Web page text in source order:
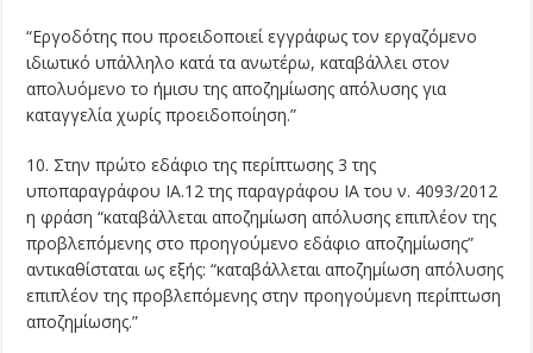
“Εργοδότης που προειδοποιεί εγγράφως τον εργαζόμενο
ιδιωτικό υπάλληλο κατά τα ανωτέρω, καταβάλλει στον
απολυόμενο το ήμισυ της αποζημίωσης απόλυσης για
καταγγελία χωρίς προειδοποίηση.”
10. Στην πρώτο εδάφιο της περίπτωσης 3 της
υποπαραγράφου ΙΑ.12 της παραγράφου ΙΑ του ν. 4093/2012
η φράση “καταβάλλεται αποζημίωση απόλυσης επιπλέον της
προβλεπόμενης στο προηγούμενο εδάφιο αποζημίωσης”
αντικαθίσταται ως εξής: “καταβάλλεται αποζημίωση απόλυσης
επιπλέον της προβλεπόμενης στην προηγούμενη περίπτωση
αποζημίωσης.”